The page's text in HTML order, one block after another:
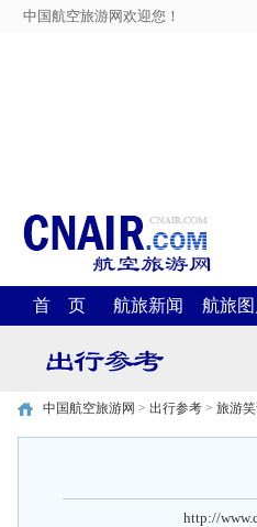
中国航空旅游网欢迎您！
首 页 航旅新闻 航旅
中国航空旅游网 > 出行参考 > 旅游
http://